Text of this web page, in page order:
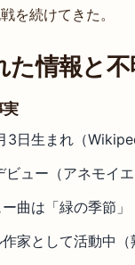
を続けてきた。
た情報と
実
3日生まれ（
ビュー（アネモイエ
曲は「緑の季節」
家として活動中（